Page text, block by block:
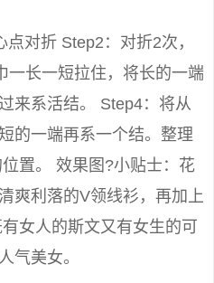
对折 Step2：对折2次，
一长一短拉住，将长的一端
来系活结。 Step4：将从
的一端再系一个结。整理
置。 效果图?小贴士：花
爽利落的V领线衫，再加上
女人的斯文又有女生的可
气美女。